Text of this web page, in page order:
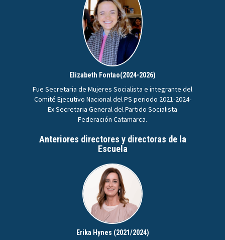
Elizabeth Fontao(2024-2026)
Fue Secretaria de Mujeres Socialista e integrante del
Comité Ejecutivo Nacional del PS periodo 2021-2024-
Ex Secretaria General del Partido Socialista
Federación Catamarca.
Anteriores directores y directoras de la
Escuela
Erika Hynes (2021/2024)